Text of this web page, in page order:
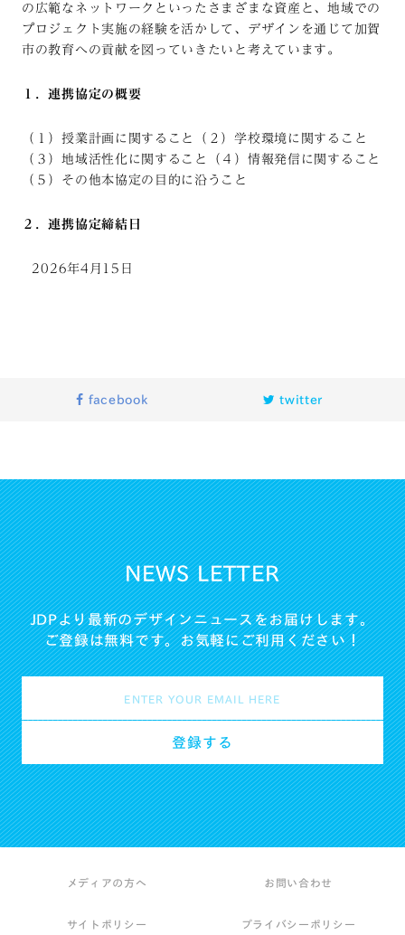
の広範なネットワークといったさまざまな資産と、地域での
プロジェクト実施の経験を活かして、デザインを通じて加賀
市の教育への貢献を図っていきたいと考えています。
１．連携協定の概要
（１）授業計画に関すること（２）学校環境に関すること
（３）地域活性化に関すること（４）情報発信に関すること
（５）その他本協定の目的に沿うこと
２．連携協定締結日
2026年4月15日
facebook twitter
NEWS LETTER
JDPより最新のデザインニュースをお届けします。
ご登録は無料です。お気軽にご利用ください！
メディアの方へ お問い合わせ
サイトポリシー プライバシーポリシー